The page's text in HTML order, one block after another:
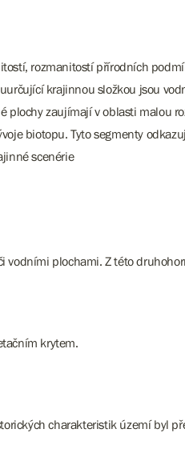
rozmanitostí přírodních
krajinnou složkou jsou
zaujímají v oblasti malou
biotopu. Tyto segmenty
scenérie
plochami. Z této
krytem.
charakteristik území byl